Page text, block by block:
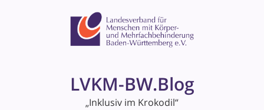
LVKM-BW.Blog
„Inklusiv im Krokodil“